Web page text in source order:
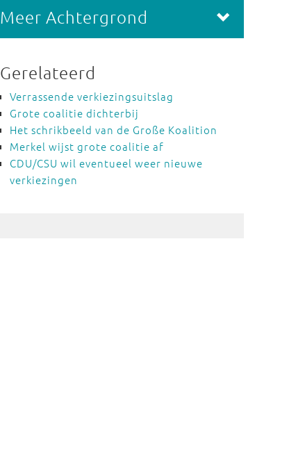
Meer Achtergrond
Gerelateerd
Verrassende verkiezingsuitslag
Grote coalitie dichterbij
Het schrikbeeld van de Große Koalition
Merkel wijst grote coalitie af
CDU/CSU wil eventueel weer nieuwe
verkiezingen